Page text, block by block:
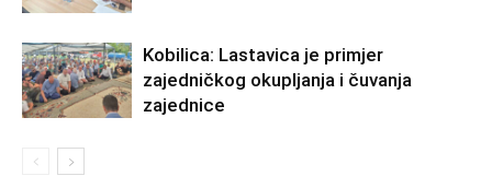
Kobilica: Lastavica je primjer
zajedničkog okupljanja i čuvanja
zajednice